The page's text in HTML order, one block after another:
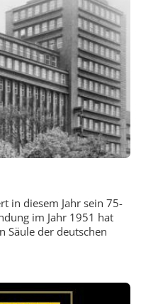
in diesem Jahr sein 75-
im Jahr 1951 hat
Säule der deutschen